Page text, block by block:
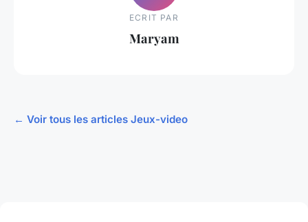
ECRIT PAR
Maryam
← Voir tous les articles Jeux-video